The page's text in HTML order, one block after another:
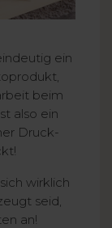
ein
beim
also ein
Druck-
wirklich
seid,
an!